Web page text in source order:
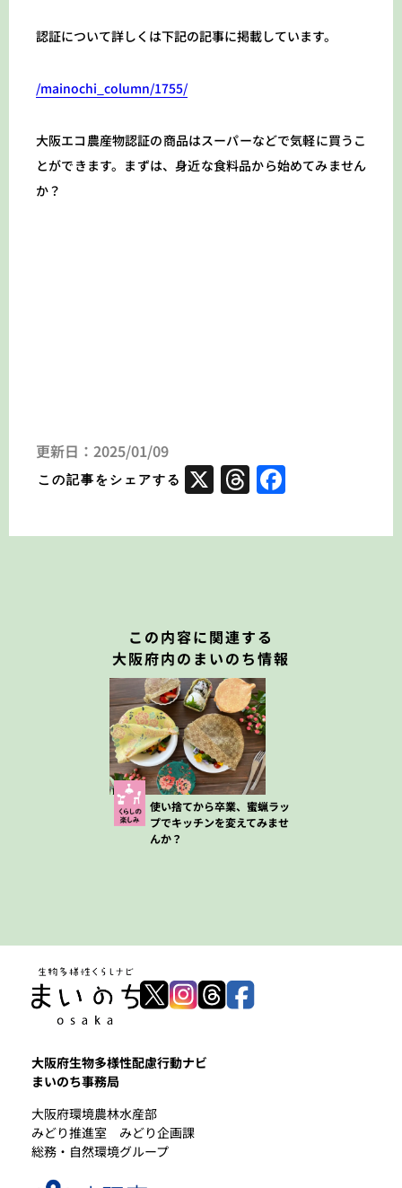
認証について詳しくは下記の記事に掲載しています。
/mainochi_column/1755/
大阪エコ農産物認証の商品はスーパーなどで気軽に買うこ
とができます。まずは、身近な食料品から始めてみません
か？
更新日： 2025/01/09
⁨この記事をシェアする X Threads
この内容に関連する
大阪府内のまいのち情報
使い捨てから卒業、蜜蝋ラッ
プでキッチンを変えてみませ
んか？
大阪府生物多様性配慮行動ナビ
まいのち事務局
大阪府環境農林水産部
みどり推進室 みどり企画課
総務・自然環境グループ